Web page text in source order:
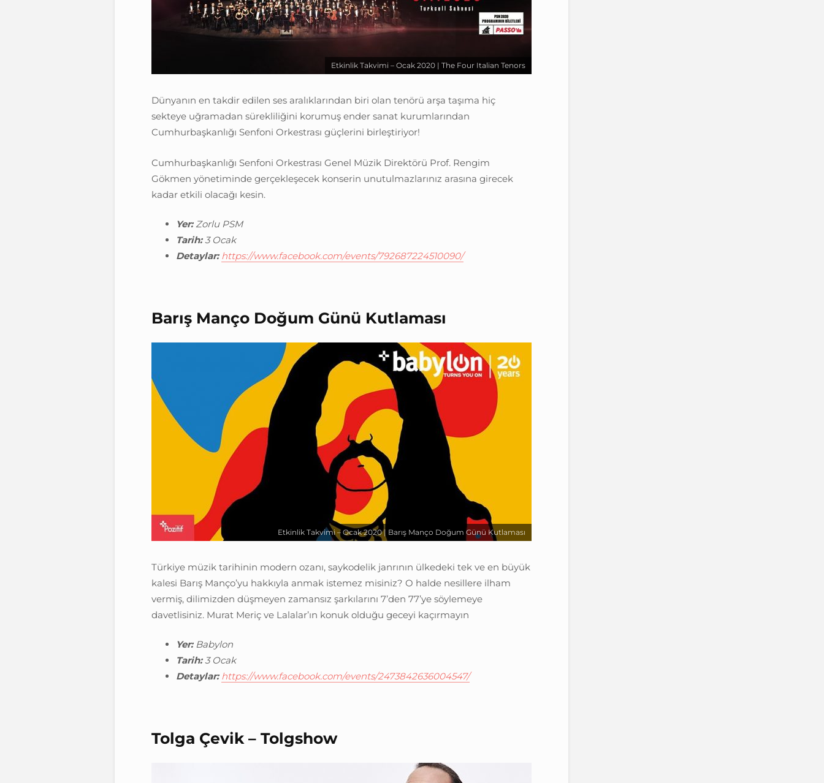
Etkinlik Takvimi – Ocak 2020 | The Four Italian Tenors
Dünyanın en takdir edilen ses aralıklarından biri olan tenörü arşa taşıma hiç
sekteye uğramadan sürekliliğini korumuş ender sanat kurumlarından
Cumhurbaşkanlığı Senfoni Orkestrası güçlerini birleştiriyor!
Cumhurbaşkanlığı Senfoni Orkestrası Genel Müzik Direktörü Prof. Rengim
Gökmen yönetiminde gerçekleşecek konserin unutulmazlarınız arasına girecek
kadar etkili olacağı kesin.
Yer:Zorlu PSM
Tarih:3 Ocak
Detaylar: https://www.facebook.com/events/792687224510090/
Barış Manço Doğum Günü Kutlaması
Etkinlik Takvimi – Ocak 2020 | Barış Manço Doğum Günü Kutlaması
Türkiye müzik tarihinin modern ozanı, saykodelik janrının ülkedeki tek ve en büyük
kalesi Barış Manço’yu hakkıyla anmak istemez misiniz? O halde nesillere ilham
vermiş, dilimizden düşmeyen zamansız şarkılarını 7’den 77’ye söylemeye
davetlisiniz. Murat Meriç ve Lalalar’ın konuk olduğu geceyi kaçırmayın
Yer:Babylon
Tarih:3 Ocak
Detaylar: https://www.facebook.com/events/2473842636004547/
Tolga Çevik – Tolgshow